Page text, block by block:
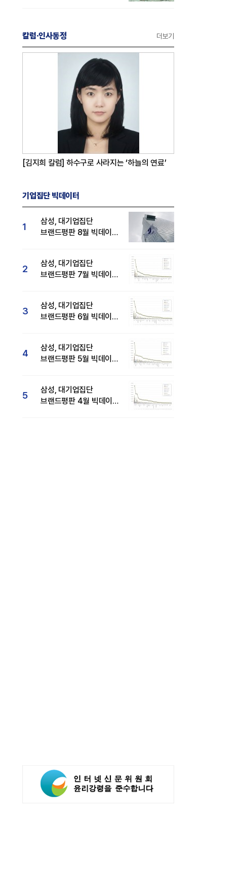
칼럼·인사동정 더보기
[김지희 칼럼] 하수구로 사라지는 ‘하늘의 연료’
기업집단 빅데이터
1
삼성, 대기업집단
브랜드평판 8월 빅데이터
2
삼성, 대기업집단
브랜드평판 7월 빅데이터
3
삼성, 대기업집단
브랜드평판 6월 빅데이터
4
삼성, 대기업집단
브랜드평판 5월 빅데이터
5
삼성, 대기업집단
브랜드평판 4월 빅데이터